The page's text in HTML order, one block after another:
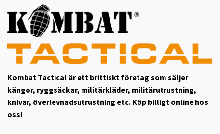
Kombat Tactical är ett brittiskt företag som säljer
kängor, ryggsäckar, militärkläder, militärutrustning,
knivar, överlevnadsutrustning etc. Köp billigt online hos
oss!